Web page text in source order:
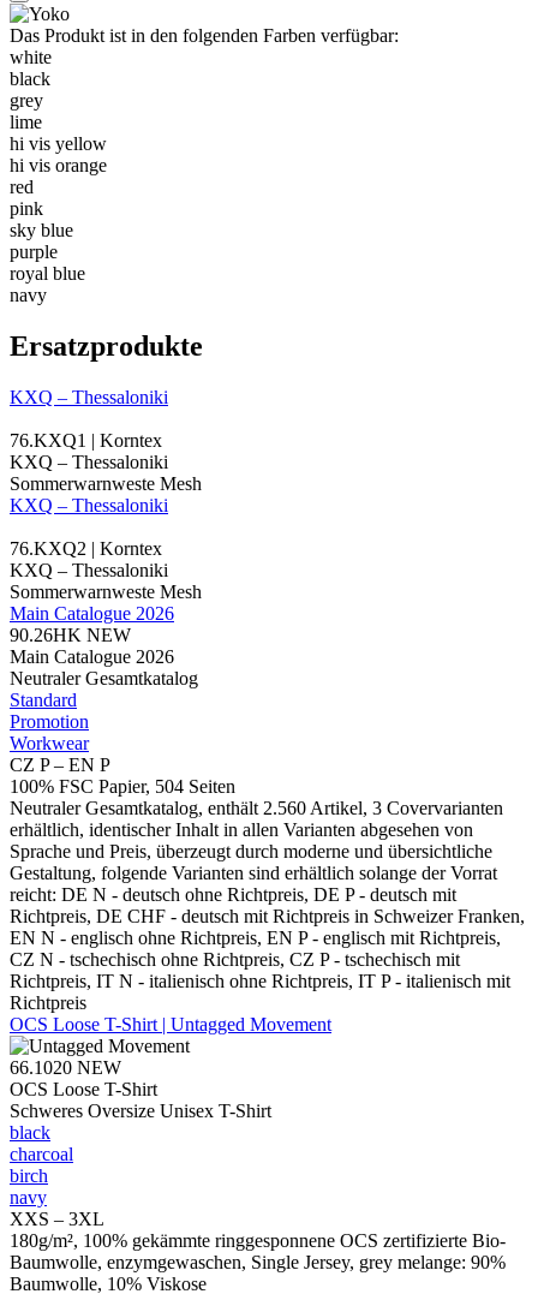
Das Produkt ist in den folgenden Farben verfügbar:
white
black
grey
lime
hi vis yellow
hi vis orange
red
pink
sky blue
purple
royal blue
navy
Ersatzprodukte
KXQ – Thessaloniki
76.KXQ1 | Korntex
KXQ – Thessaloniki
Sommerwarnweste Mesh
KXQ – Thessaloniki
76.KXQ2 | Korntex
KXQ – Thessaloniki
Sommerwarnweste Mesh
Main Catalogue 2026
90.26HK NEW
Main Catalogue 2026
Neutraler Gesamtkatalog
Standard
Promotion
Workwear
CZ P – EN P
100% FSC Papier, 504 Seiten
Neutraler Gesamtkatalog, enthält 2.560 Artikel, 3 Covervarianten
erhältlich, identischer Inhalt in allen Varianten abgesehen von
Sprache und Preis, überzeugt durch moderne und übersichtliche
Gestaltung, folgende Varianten sind erhältlich solange der Vorrat
reicht: DE N - deutsch ohne Richtpreis, DE P - deutsch mit
Richtpreis, DE CHF - deutsch mit Richtpreis in Schweizer Franken,
EN N - englisch ohne Richtpreis, EN P - englisch mit Richtpreis,
CZ N - tschechisch ohne Richtpreis, CZ P - tschechisch mit
Richtpreis, IT N - italienisch ohne Richtpreis, IT P - italienisch mit
Richtpreis
OCS Loose T-Shirt | Untagged Movement
66.1020 NEW
OCS Loose T-Shirt
Schweres Oversize Unisex T-Shirt
black
charcoal
birch
navy
XXS – 3XL
180g/m², 100% gekämmte ringgesponnene OCS zertifizierte Bio-
Baumwolle, enzymgewaschen, Single Jersey, grey melange: 90%
Baumwolle, 10% Viskose